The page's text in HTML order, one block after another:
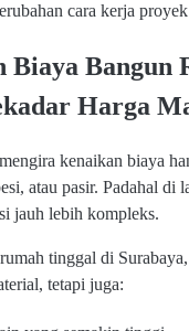
cara kerja
Biaya Bangun
Harga
kenaikan biaya
atau pasir. Padahal di
jauh lebih kompleks.
tinggal di
tetapi juga: